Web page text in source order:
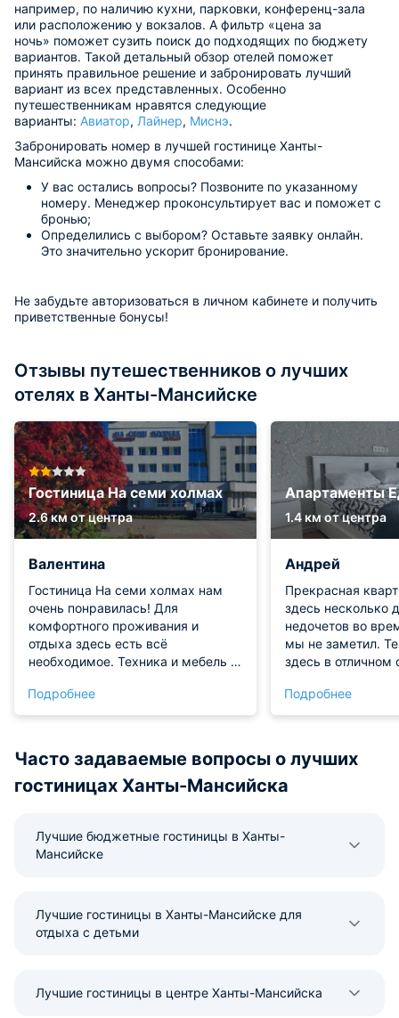
например, по наличию кухни, парковки, конференц-зала
или расположению у вокзалов. А фильтр «цена за
ночь» поможет сузить поиск до подходящих по бюджету
вариантов. Такой детальный обзор отелей поможет
принять правильное решение и забронировать лучший
вариант из всех представленных. Особенно
путешественникам нравятся следующие
варианты: Авиатор, Лайнер, Миснэ.
Забронировать номер в лучшей гостинице Ханты-
Мансийска можно двумя способами:
У вас остались вопросы? Позвоните по указанному
номеру. Менеджер проконсультирует вас и поможет с
бронью;
Определились с выбором? Оставьте заявку онлайн.
Это значительно ускорит бронирование.
Не забудьте авторизоваться в личном кабинете и получить
приветственные бонусы!
Отзывы путешественников о лучших
отелях в Ханты-Мансийске
Гостиница На семи холмах
2.6 км от центра
Валентина
Гостиница На семи холмах нам
очень понравилась! Для
комфортного проживания и
отдыха здесь есть всё
необходимое. Техника и мебель в
чистый и комфортабельный.
Персонал приветливый и
Подробнее
Апартаменты
1.4 км от центра
Андрей
Прекрасная
здесь несколько
недочетов во
мы не заметил.
здесь в отличном
и проживанием в
"Едем в ханты"
Подробнее
Часто задаваемые вопросы о лучших
гостиницах Ханты-Мансийска
Лучшие бюджетные гостиницы в Ханты-
Мансийске
Лучшие гостиницы в Ханты-Мансийске для
отдыха с детьми
Лучшие гостиницы в центре Ханты-Мансийска